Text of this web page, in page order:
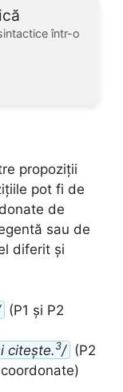
într-o
propoziții
pot fi de
de
sau de
diferit și
(P1 și P2
citește.3/ (P2